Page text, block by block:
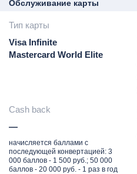
Обслуживание карты
Тип карты
Visa Infinite
Mastercard World Elite
Cash back
—
начисляется баллами с
последующей конвертацией: 3
000 баллов - 1 500 руб.; 50 000
баллов - 20 000 руб. - 1 раз в год